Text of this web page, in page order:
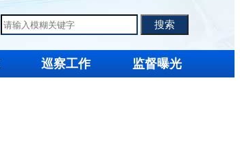
巡察工作 监督曝光